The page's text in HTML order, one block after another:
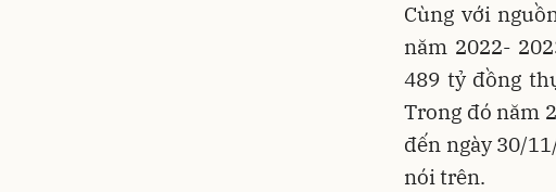
Cùng với
năm 2022-
489 tỷ đồng
Trong đó năm
đến ngày 30/
nói trên.